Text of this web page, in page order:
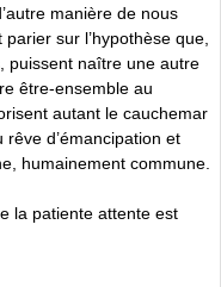
manière de nous
sur l’hypothèse que,
puissent naître une autre
être-ensemble au
autant le cauchemar
d’émancipation et
humainement commune.
la patiente attente est